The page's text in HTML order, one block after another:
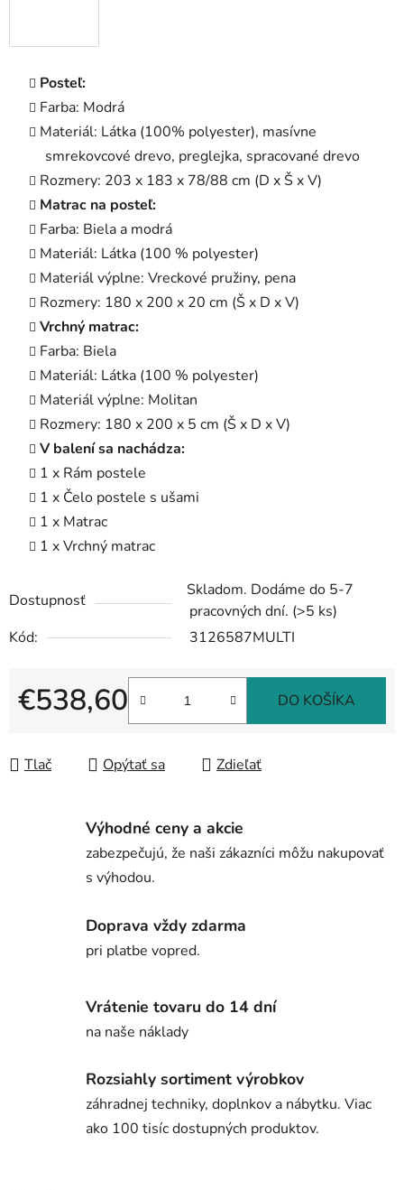
Posteľ:
Farba: Modrá
Materiál: Látka (100% polyester), masívne
smrekovcové drevo, preglejka, spracované drevo
Rozmery: 203 x 183 x 78/88 cm (D x Š x V)
Matrac na posteľ:
Farba: Biela a modrá
Materiál: Látka (100 % polyester)
Materiál výplne: Vreckové pružiny, pena
Rozmery: 180 x 200 x 20 cm (Š x D x V)
Vrchný matrac:
Farba: Biela
Materiál: Látka (100 % polyester)
Materiál výplne: Molitan
Rozmery: 180 x 200 x 5 cm (Š x D x V)
V balení sa nachádza:
1 x Rám postele
1 x Čelo postele s ušami
1 x Matrac
1 x Vrchný matrac
Dostupnosť
Skladom. Dodáme do 5-7
pracovných dní. (>5 ks)
Kód:
3126587MULTI
€538,60 DO KOŠÍKA
Tlač Opýtať sa Zdieľať
Výhodné ceny a akcie
zabezpečujú, že naši zákazníci môžu nakupovať
s výhodou.
Doprava vždy zdarma
pri platbe vopred.
Vrátenie tovaru do 14 dní
na naše náklady
Rozsiahly sortiment výrobkov
záhradnej techniky, doplnkov a nábytku. Viac
ako 100 tisíc dostupných produktov.